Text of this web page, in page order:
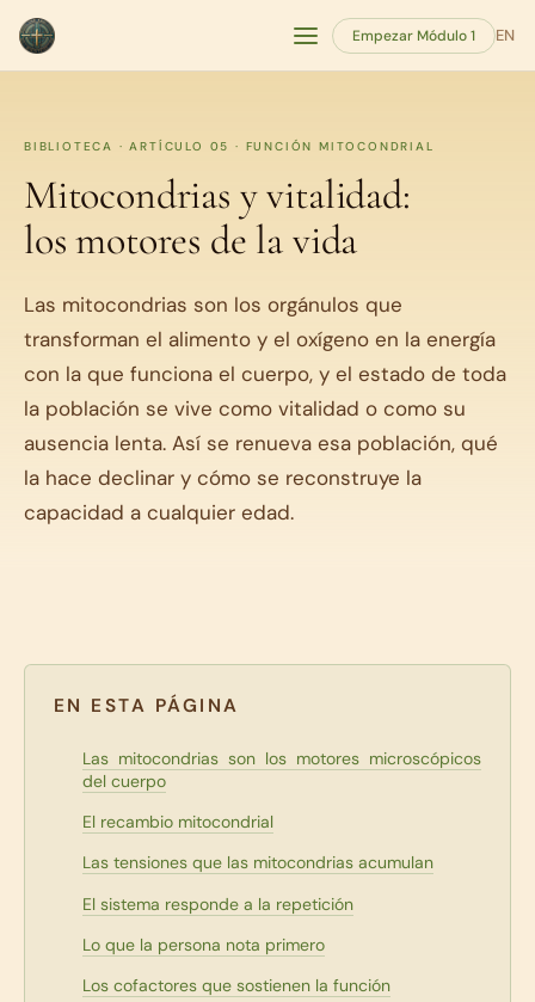
Empezar Módulo 1 EN
BIBLIOTECA · ARTÍCULO 05 · FUNCIÓN MITOCONDRIAL
Mitocondrias y vitalidad:
los motores de la vida
Las mitocondrias son los orgánulos que
transforman el alimento y el oxígeno en la energía
con la que funciona el cuerpo, y el estado de toda
la población se vive como vitalidad o como su
ausencia lenta. Así se renueva esa población, qué
la hace declinar y cómo se reconstruye la
capacidad a cualquier edad.
EN ESTA PÁGINA
Las mitocondrias son los motores microscópicos
del cuerpo
El recambio mitocondrial
Las tensiones que las mitocondrias acumulan
El sistema responde a la repetición
Lo que la persona nota primero
Los cofactores que sostienen la función